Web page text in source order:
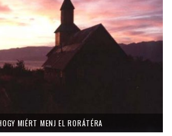
MIÉRT MENJ EL RORÁTÉRA